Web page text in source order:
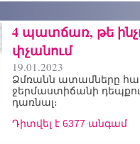
4 պատճառ, թե
փչանում
19.01.2023
Ձմռանն ատամները
ջերմաստիճանի
դառնալ։
Դիտվել է 6377 անգամ